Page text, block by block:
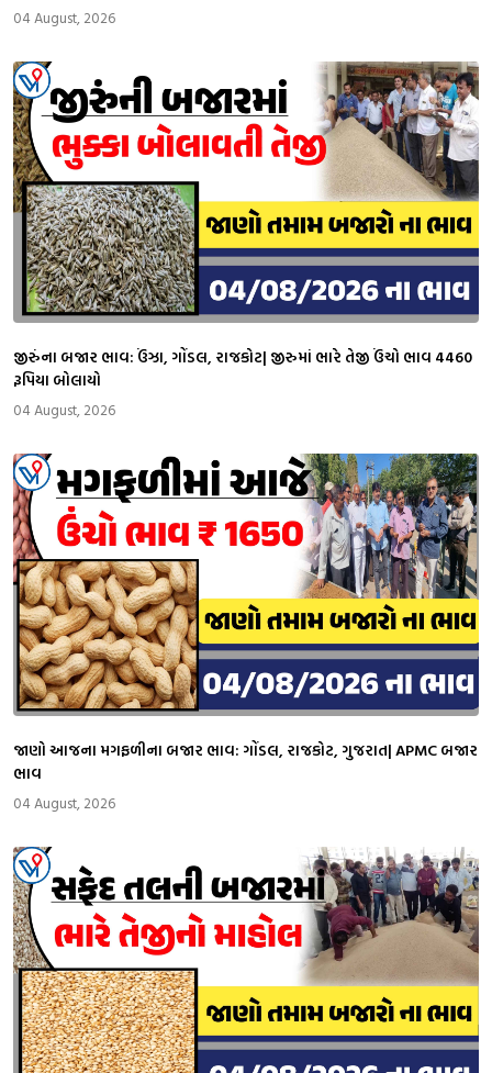
04 August, 2026
જીરુંના બજાર ભાવ: ઉંઝા, ગોંડલ, રાજકોટ| જીરુમાં ભારે તેજી ઉંચો ભાવ 4460
રૂપિયા બોલાયો
04 August, 2026
જાણો આજના મગફળીના બજાર ભાવ: ગોંડલ, રાજકોટ, ગુજરાત| APMC બજાર
ભાવ
04 August, 2026